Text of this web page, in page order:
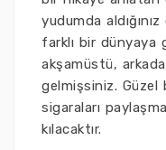
yudumda
farklı bir dünyaya
akşamüstü,
gelmişsiniz.
sigaraları
kılacaktır.